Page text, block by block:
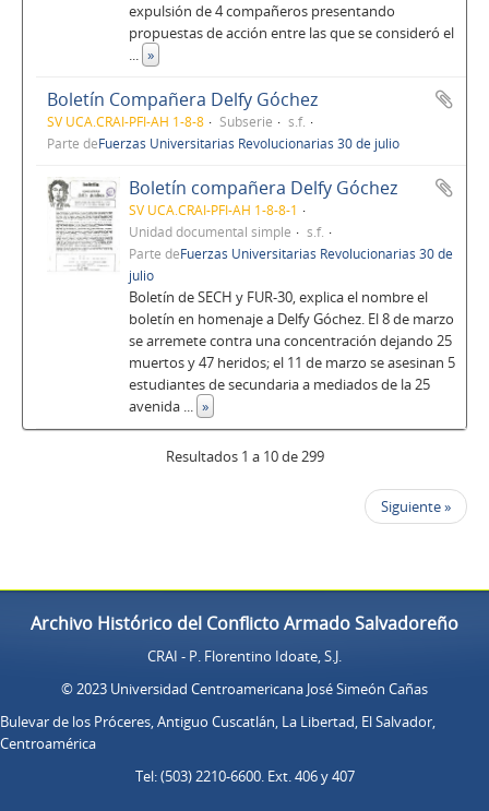
expulsión de 4 compañeros presentando
propuestas de acción entre las que se consideró el
... »
Boletín Compañera Delfy Góchez
SV UCA.CRAI-PFI-AH 1-8-8 Subserie
s.f.
Parte deFuerzas Universitarias Revolucionarias 30 de julio
Boletín compañera Delfy Góchez
SV UCA.CRAI-PFI-AH 1-8-8-1
Unidad documental simple
s.f.
Parte deFuerzas Universitarias Revolucionarias 30 de
julio
Boletín de SECH y FUR-30, explica el nombre el
boletín en homenaje a Delfy Góchez. El 8 de marzo
se arremete contra una concentración dejando 25
muertos y 47 heridos; el 11 de marzo se asesinan 5
estudiantes de secundaria a mediados de la 25
avenida ... »
Resultados 1 a 10 de 299
Siguiente »
Archivo Histórico del Conflicto Armado Salvadoreño
CRAI - P. Florentino Idoate, S.J.
© 2023 Universidad Centroamericana José Simeón Cañas
Bulevar de los Próceres, Antiguo Cuscatlán, La Libertad, El Salvador,
Centroamérica
Tel: (503) 2210-6600. Ext. 406 y 407